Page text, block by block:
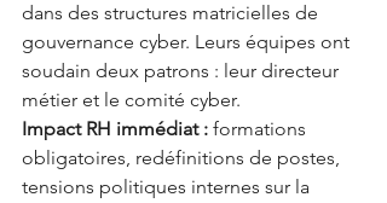
dans des structures matricielles de
gouvernance cyber. Leurs équipes ont
soudain deux patrons : leur directeur
métier et le comité cyber.
Impact RH immédiat : formations
obligatoires, redéfinitions de postes,
tensions politiques internes sur la